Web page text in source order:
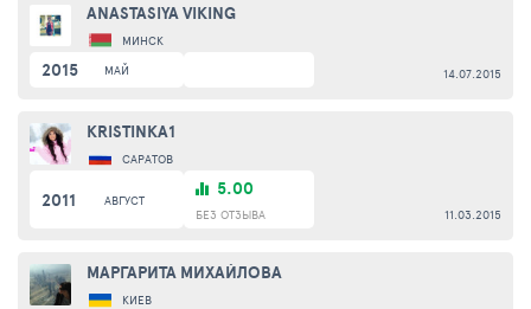
ANASTASIYA VIKING
МИНСК
2015 МАЙ 14.07.2015
KRISTINKA1
САРАТОВ
2011 АВГУСТ 5.00
БЕЗ ОТЗЫВА 11.03.2015
МАРГАРИТА МИХАЙЛОВА
КИЕВ